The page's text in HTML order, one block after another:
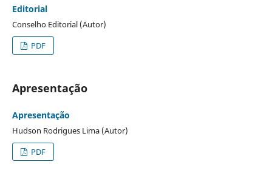
Editorial
Conselho Editorial (Autor)
PDF
Apresentação
Apresentação
Hudson Rodrigues Lima (Autor)
PDF